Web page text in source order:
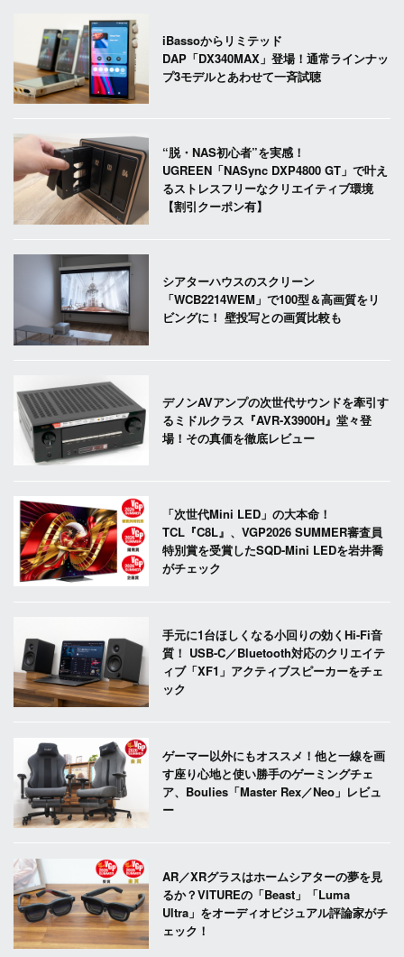
iBassoからリミテッド
DAP「DX340MAX」登場！通常ラインナッ
プ3モデルとあわせて一斉試聴
“脱・NAS初心者”を実感！
UGREEN「NASync DXP4800 GT」で叶え
るストレスフリーなクリエイティブ環境
【割引クーポン有】
シアターハウスのスクリーン
「WCB2214WEM」で100型＆高画質をリ
ビングに！ 壁投写との画質比較も
デノンAVアンプの次世代サウンドを牽引す
るミドルクラス『AVR-X3900H』堂々登
場！その真価を徹底レビュー
「次世代Mini LED」の大本命！
TCL『C8L』、VGP2026 SUMMER審査員
特別賞を受賞したSQD-Mini LEDを岩井喬
がチェック
手元に1台ほしくなる小回りの効くHi-Fi音
質！ USB-C／Bluetooth対応のクリエイテ
ィブ「XF1」アクティブスピーカーをチェ
ック
ゲーマー以外にもオススメ！他と一線を画
す座り心地と使い勝手のゲーミングチェ
ア、Boulies「Master Rex／Neo」レビュ
ー
AR／XRグラスはホームシアターの夢を見
るか？VITUREの「Beast」「Luma
Ultra」をオーディオビジュアル評論家がチ
ェック！